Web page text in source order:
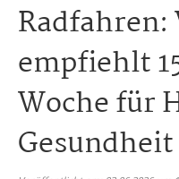
Radfahren:
empfiehlt
Woche für
Gesundheit